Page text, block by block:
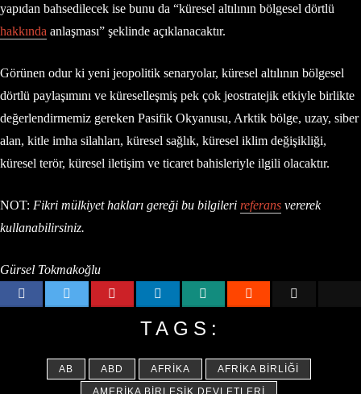
yapıdan bahsedilecek ise bunu da “küresel altılının bölgesel dörtlü
hakkında anlaşması” şeklinde açıklanacaktır.
Görünen odur ki yeni jeopolitik senaryolar, küresel altılının bölgesel
dörtlü paylaşımını ve küreselleşmiş pek çok jeostratejik etkiyle birlikte
değerlendirmemiz gereken Pasifik Okyanusu, Arktik bölge, uzay, siber
alan, kitle imha silahları, küresel sağlık, küresel iklim değişikliği,
küresel terör, küresel iletişim ve ticaret bahisleriyle ilgili olacaktır.
NOT: Fikri mülkiyet hakları gereği bu bilgileri referans vererek
kullanabilirsiniz.
Gürsel Tokmakoğlu
TAGS:
AB ABD AFRIKA
AFRIKA BIRLIĞI
AMERIKA BIRLEŞIK DEVLETLERI